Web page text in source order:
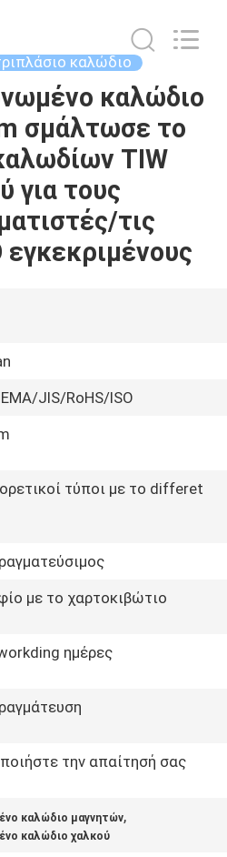
καλώδιο
καλώδιο
σμάλτωσε το
TIW
για τους
τις
εγκεκριμένους
JIS/RoHS/ISO
τύποι με το differet
με το χαρτοκιβώτιο
ημέρες
την απαίτησή σας
καλώδιο μαγνητών,
καλώδιο χαλκού